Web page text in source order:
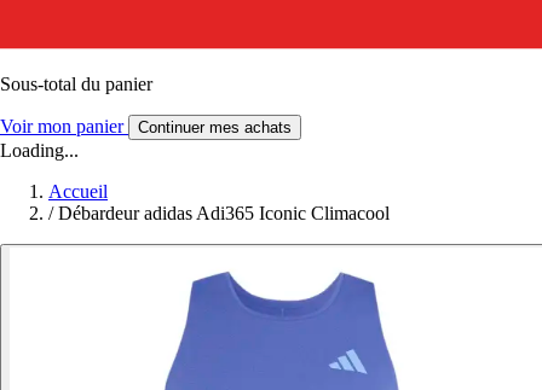
Sous-total du panier
Voir mon panier Continuer mes achats
Loading...
Accueil
/ Débardeur adidas Adi365 Iconic Climacool